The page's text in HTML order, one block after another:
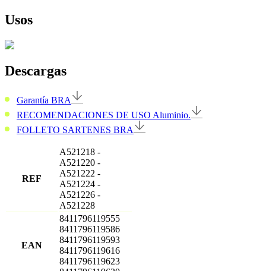
Usos
Descargas
Garantía BRA
RECOMENDACIONES DE USO Aluminio.
FOLLETO SARTENES BRA
REF
A521218 -
A521220 -
A521222 -
A521224 -
A521226 -
A521228
EAN
8411796119555
8411796119586
8411796119593
8411796119616
8411796119623